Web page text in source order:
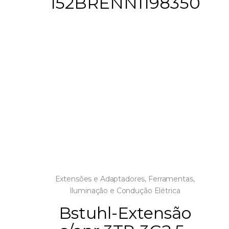
Extensões e Adaptadores, Ferramentas,
Iluminação e Condução Elétrica
Bstuhl-Extensão